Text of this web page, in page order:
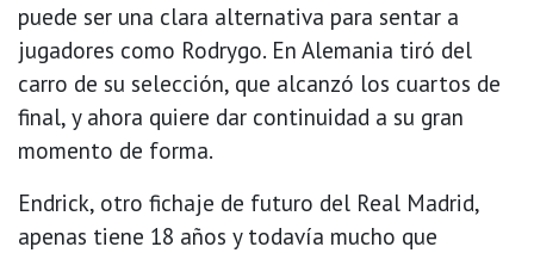
puede ser una clara alternativa para sentar a
jugadores como Rodrygo. En Alemania tiró del
carro de su selección, que alcanzó los cuartos de
final, y ahora quiere dar continuidad a su gran
momento de forma.
Endrick, otro fichaje de futuro del Real Madrid,
apenas tiene 18 años y todavía mucho que